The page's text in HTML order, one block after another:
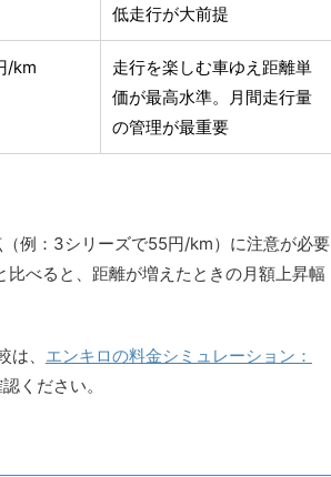
低走行が大前提
/km
走行を楽しむ車ゆえ距離単
価が最高水準。月間走行量
の管理が最重要
例：3シリーズで55円/km）に注意が必要
べると、距離が増えたときの月額上昇幅
、 エンキロの料金シミュレーション：
ください。